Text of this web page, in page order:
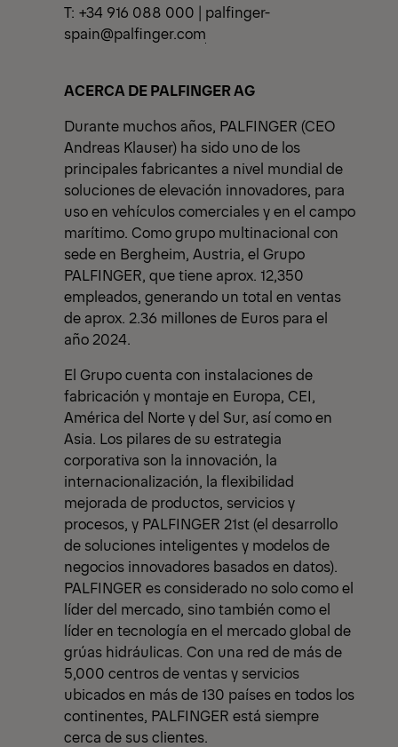
T: +34 916 088 000 | palfinger-
spain@palfinger.com
ACERCA DE PALFINGER AG
Durante muchos años, PALFINGER (CEO
Andreas Klauser) ha sido uno de los
principales fabricantes a nivel mundial de
soluciones de elevación innovadores, para
uso en vehículos comerciales y en el campo
marítimo. Como grupo multinacional con
sede en Bergheim, Austria, el Grupo
PALFINGER, que tiene aprox. 12,350
empleados, generando un total en ventas
de aprox. 2.36 millones de Euros para el
año 2024.
El Grupo cuenta con instalaciones de
fabricación y montaje en Europa, CEI,
América del Norte y del Sur, así como en
Asia. Los pilares de su estrategia
corporativa son la innovación, la
internacionalización, la flexibilidad
mejorada de productos, servicios y
procesos, y PALFINGER 21st (el desarrollo
de soluciones inteligentes y modelos de
negocios innovadores basados en datos).
PALFINGER es considerado no solo como el
líder del mercado, sino también como el
líder en tecnología en el mercado global de
grúas hidráulicas. Con una red de más de
5,000 centros de ventas y servicios
ubicados en más de 130 países en todos los
continentes, PALFINGER está siempre
cerca de sus clientes.